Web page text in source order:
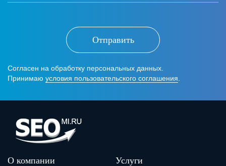
Отправить
Согласен на обработку персональных данных.
Принимаю условия пользовательского соглашения
О компании
Услуги